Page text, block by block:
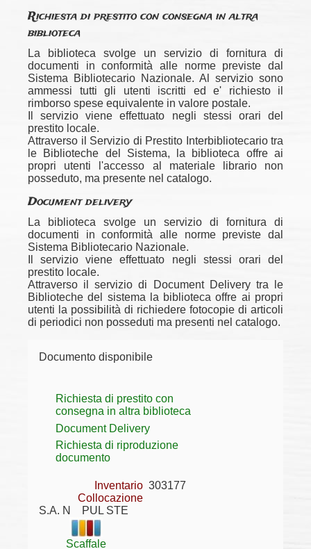
Richiesta di prestito con consegna in altra
biblioteca
La biblioteca svolge un servizio di fornitura di
documenti in conformità alle norme previste dal
Sistema Bibliotecario Nazionale. Al servizio sono
ammessi tutti gli utenti iscritti ed e' richiesto il
rimborso spese equivalente in valore postale.
Il servizio viene effettuato negli stessi orari del
prestito locale.
Attraverso il Servizio di Prestito Interbibliotecario tra
le Biblioteche del Sistema, la biblioteca offre ai
propri utenti l'accesso al materiale librario non
posseduto, ma presente nel catalogo.
Document delivery
La biblioteca svolge un servizio di fornitura di
documenti in conformità alle norme previste dal
Sistema Bibliotecario Nazionale.
Il servizio viene effettuato negli stessi orari del
prestito locale.
Attraverso il servizio di Document Delivery tra le
Biblioteche del sistema la biblioteca offre ai propri
utenti la possibilità di richiedere fotocopie di articoli
di periodici non posseduti ma presenti nel catalogo.
Documento disponibile
Richiesta di prestito con
consegna in altra biblioteca
Document Delivery
Richiesta di riproduzione
documento
Inventario 303177
Collocazione
S.A. N    PUL STE
Scaffale